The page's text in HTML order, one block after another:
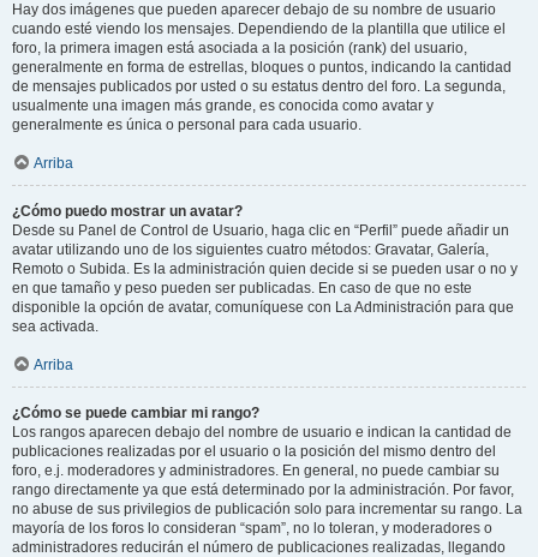
Hay dos imágenes que pueden aparecer debajo de su nombre de usuario
cuando esté viendo los mensajes. Dependiendo de la plantilla que utilice el
foro, la primera imagen está asociada a la posición (rank) del usuario,
generalmente en forma de estrellas, bloques o puntos, indicando la cantidad
de mensajes publicados por usted o su estatus dentro del foro. La segunda,
usualmente una imagen más grande, es conocida como avatar y
generalmente es única o personal para cada usuario.
Arriba
¿Cómo puedo mostrar un avatar?
Desde su Panel de Control de Usuario, haga clic en “Perfil” puede añadir un
avatar utilizando uno de los siguientes cuatro métodos: Gravatar, Galería,
Remoto o Subida. Es la administración quien decide si se pueden usar o no y
en que tamaño y peso pueden ser publicadas. En caso de que no este
disponible la opción de avatar, comuníquese con La Administración para que
sea activada.
Arriba
¿Cómo se puede cambiar mi rango?
Los rangos aparecen debajo del nombre de usuario e indican la cantidad de
publicaciones realizadas por el usuario o la posición del mismo dentro del
foro, e.j. moderadores y administradores. En general, no puede cambiar su
rango directamente ya que está determinado por la administración. Por favor,
no abuse de sus privilegios de publicación solo para incrementar su rango. La
mayoría de los foros lo consideran “spam”, no lo toleran, y moderadores o
administradores reducirán el número de publicaciones realizadas, llegando